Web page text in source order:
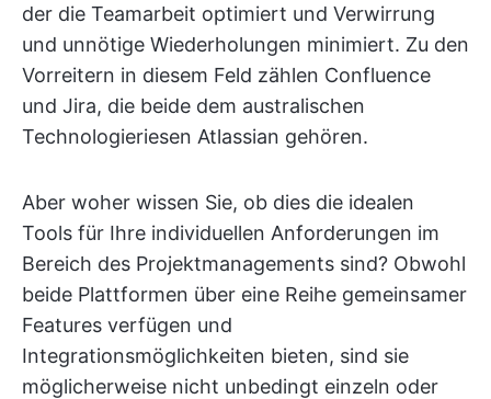
der die Teamarbeit optimiert und Verwirrung
und unnötige Wiederholungen minimiert. Zu den
Vorreitern in diesem Feld zählen Confluence
und Jira, die beide dem australischen
Technologieriesen Atlassian gehören.
Aber woher wissen Sie, ob dies die idealen
Tools für Ihre individuellen Anforderungen im
Bereich des Projektmanagements sind? Obwohl
beide Plattformen über eine Reihe gemeinsamer
Features verfügen und
Integrationsmöglichkeiten bieten, sind sie
möglicherweise nicht unbedingt einzeln oder